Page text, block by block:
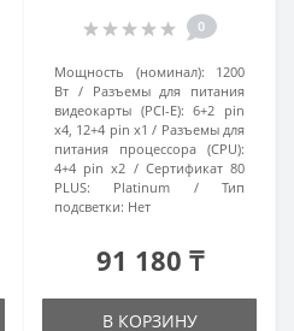
0
Мощность (номинал):
1200
Вт
Разъемы для питания
видеокарты (PCI-E): 6+2 pin
x4, 12+4 pin x1
Разъемы для
питания процессора (CPU):
4+4 pin x2
Сертификат 80
PLUS:
Platinum
Тип
подсветки: Нет
91 180 ₸
В КОРЗИНУ